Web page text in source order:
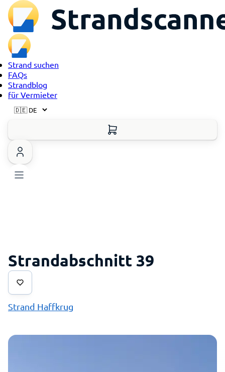
Strand suchen
FAQs
Strandblog
für Vermieter
Strandabschnitt 39
Strand Haffkrug